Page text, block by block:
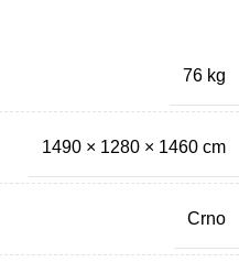
76 kg
1490 × 1280 × 1460 cm
Crno